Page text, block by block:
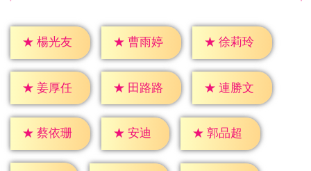
★ 楊光友 ★ 曹雨婷 ★ 徐莉玲
★ 姜厚任 ★ 田路路 ★ 連勝文
★ 蔡依珊 ★ 安迪 ★ 郭品超